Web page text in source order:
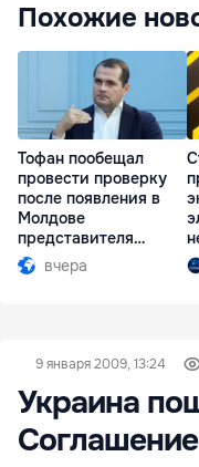
Похожие
Тофан пообещал
провести проверку
после появления в
Молдове
представителя
Южной Осетии
вчера
9 января 2009, 13:24
Украина